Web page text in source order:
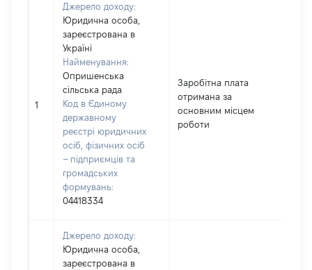
1
Джерело доходу:
Юридична особа,
зареєстрована в
Україні
Найменування:
Опришенська
сільська рада
Код в Єдиному
державному
реєстрі юридичних
осіб, фізичних осіб
– підприємців та
громадських
формувань:
04418334
Заробітна плата
отримана за
основним місцем
роботи
Джерело доходу:
Юридична особа,
зареєстрована в